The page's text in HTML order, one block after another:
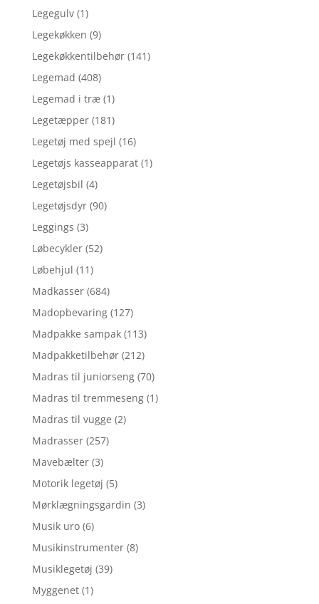
Legegulv (1)
Legekøkken (9)
Legekøkkentilbehør (141)
Legemad (408)
Legemad i træ (1)
Legetæpper (181)
Legetøj med spejl (16)
Legetøjs kasseapparat (1)
Legetøjsbil (4)
Legetøjsdyr (90)
Leggings (3)
Løbecykler (52)
Løbehjul (11)
Madkasser (684)
Madopbevaring (127)
Madpakke sampak (113)
Madpakketilbehør (212)
Madras til juniorseng (70)
Madras til tremmeseng (1)
Madras til vugge (2)
Madrasser (257)
Mavebælter (3)
Motorik legetøj (5)
Mørklægningsgardin (3)
Musik uro (6)
Musikinstrumenter (8)
Musiklegetøj (39)
Myggenet (1)